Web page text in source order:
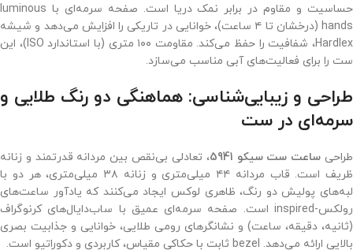
حساسیت و مقاوم در برابر نمک دریا است. صفحه سرمه‌ای با luminous
hands (درخشان تا ۴ ساعت)، خوانایی در تاریکی را افزایش می‌دهد و شیشه
Hardlex، شفافیت را حفظ می‌کند. مقاومت ۱۰۰ متری (با استاندارد ISO)، این
ست را برای فعالیت‌های آبی مناسب می‌سازد.
طراحی و زیبایی‌شناسی: هماهنگی دو رنگ طلایی و
سرمه‌ای در ست
طراحی ساعت ست سیکو 5941
، تعادلی بی‌نقص بین مردانه قدرتمند و زنانه
ظریف است. قاب مردانه ۴۴ میلی‌متری و زنانه ۳۸ میلی‌متری، هر دو با
لبه‌های پولیش دو رنگ، ظاهری لوکس ایجاد می‌کنند که یادآور ساعت‌های
رولکس-inspired است. صفحه سرمه‌ای عمیق با ساب‌دایال‌های کرنوگراف
(ثانیه، دقیقه، ساعت) و نشانگرهای رومی طلایی، خوانایی و جذابیت بصری
بالایی ارائه می‌دهد. bezel ثابت با حکاکی مقیاس، کاربردی و دکوراتیو است.